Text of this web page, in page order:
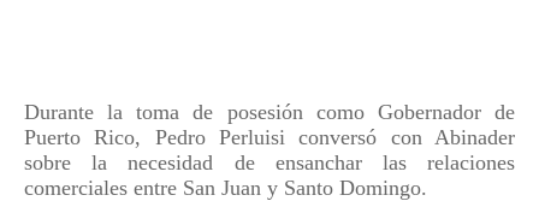
Durante la toma de posesión como Gobernador de
Puerto Rico, Pedro Perluisi conversó con Abinader
sobre la necesidad de ensanchar las relaciones
comerciales entre San Juan y Santo Domingo.